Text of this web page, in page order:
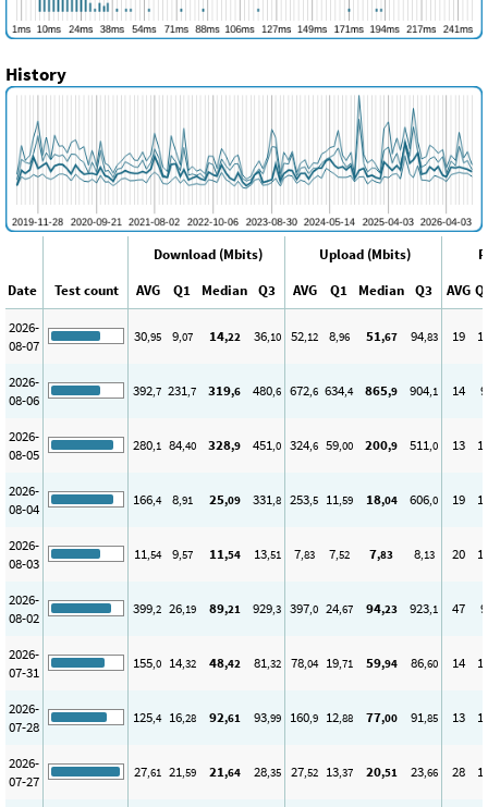
History
Download (Mbits) Upload (Mbits)
Date
Test count AVG Q1 Median Q3 AVG Q1 Median Q3 AVG
2026-
08-07
30,95 9,07 14,22 36,10 52,12 8,96 51,67 94,83 19
2026-
08-06
392,7 231,7 319,6 480,6 672,6 634,4 865,9 904,1 14 9
2026-
08-05
280,1 84,40 328,9 451,0 324,6 59,00 200,9 511,0 13
2026-
08-04
166,4 8,91 25,09 331,8 253,5 11,59 18,04 606,0 19
2026-
08-03
11,54 9,57 11,54 13,51 7,83 7,52 7,83 8,13 20
2026-
08-02
399,2 26,19 89,21 929,3 397,0 24,67 94,23 923,1 47 9
2026-
07-31
155,0 14,32 48,42 81,32 78,04 19,71 59,94 86,60 14
2026-
07-28
125,4 16,28 92,61 93,99 160,9 12,88 77,00 91,85 13
2026-
07-27
27,61 21,59 21,64 28,35 27,52 13,37 20,51 23,66 28